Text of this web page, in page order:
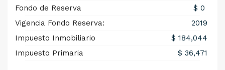
Fondo de Reserva
Vigencia Fondo Reserva:
2019
Impuesto Inmobiliario
$ 184,044
Impuesto Primaria
$ 36,471